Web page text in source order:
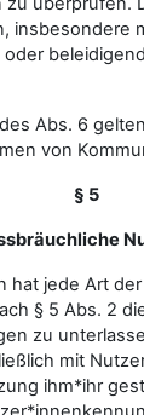
insbesondere
Abs. 6
von
§ 5
hat jede Art
§ 5 Abs. 2
zu
mit
ihm*ihr